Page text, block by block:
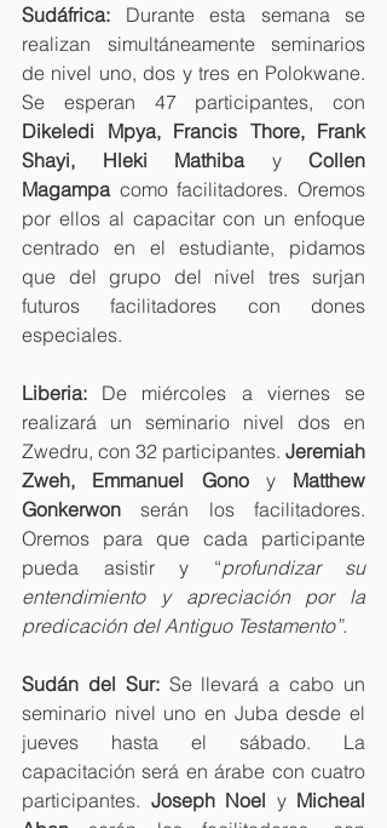
Sudáfrica: Durante esta semana se
realizan simultáneamente seminarios
de nivel uno, dos y tres en Polokwane.
Dikeledi Mpya, Francis Thore, Frank
Shayi, Hleki Mathiba y Collen
Magampa como facilitadores. Oremos
por ellos al capacitar con un enfoque
centrado en el estudiante, pidamos
que del grupo del nivel tres surjan
futuros facilitadores con dones
especiales.
Liberia: De miércoles a viernes se
realizará un seminario nivel dos en
Zwedru, con 32 participantes. Jeremiah
Zweh, Emmanuel Gono y Matthew
Gonkerwon serán los facilitadores.
Oremos para que cada participante
pueda asistir y “profundizar su
entendimiento y apreciación por la
predicación del Antiguo Testamento”.
Sudán del Sur: Se llevará a cabo un
seminario nivel uno en Juba desde el
jueves hasta el sábado. La
capacitación será en árabe con cuatro
participantes. Joseph Noel y Micheal